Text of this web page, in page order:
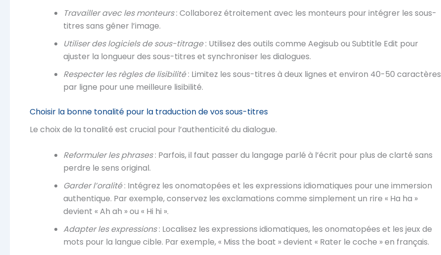
Travailler avec les monteurs: Collaborez étroitement avec les monteurs pour intégrer les sous-
titres sans gêner l’image.
Utiliser des logiciels de sous-titrage: Utilisez des outils comme Aegisub ou Subtitle Edit pour
ajuster la longueur des sous-titres et synchroniser les dialogues.
Respecter les règles de lisibilité: Limitez les sous-titres à deux lignes et environ 40-50 caractères
par ligne pour une meilleure lisibilité.
Choisir la bonne tonalité pour la traduction de vos sous-titres
Le choix de la tonalité est crucial pour l’authenticité du dialogue.
Reformuler les phrases: Parfois, il faut passer du langage parlé à l’écrit pour plus de clarté sans
perdre le sens original.
Garder l’oralité: Intégrez les onomatopées et les expressions idiomatiques pour une immersion
authentique. Par exemple, conservez les exclamations comme simplement un rire « Ha ha »
devient « Ah ah » ou « Hi hi ».
Adapter les expressions: Localisez les expressions idiomatiques, les onomatopées et les jeux de
mots pour la langue cible. Par exemple, « Miss the boat » devient « Rater le coche » en français.